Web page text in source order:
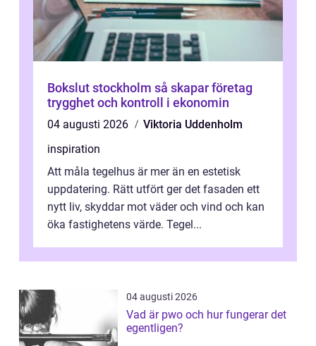
Bokslut stockholm så skapar företag
trygghet och kontroll i ekonomin
04 augusti 2026
Viktoria Uddenholm
inspiration
Att måla tegelhus är mer än en estetisk
uppdatering. Rätt utfört ger det fasaden ett
nytt liv, skyddar mot väder och vind och kan
öka fastighetens värde. Tegel...
04 augusti 2026
Vad är pwo och hur fungerar det
egentligen?